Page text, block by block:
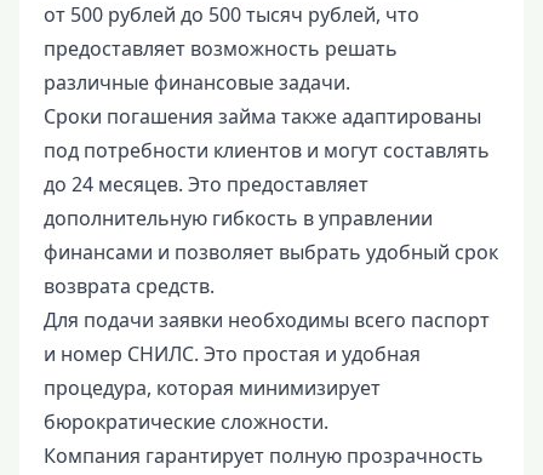
от 500 рублей до 500 тысяч рублей, что
предоставляет возможность решать
различные финансовые задачи.
Сроки погашения займа также адаптированы
под потребности клиентов и могут составлять
до 24 месяцев. Это предоставляет
дополнительную гибкость в управлении
финансами и позволяет выбрать удобный срок
возврата средств.
Для подачи заявки необходимы всего паспорт
и номер СНИЛС. Это простая и удобная
процедура, которая минимизирует
бюрократические сложности.
Компания гарантирует полную прозрачность